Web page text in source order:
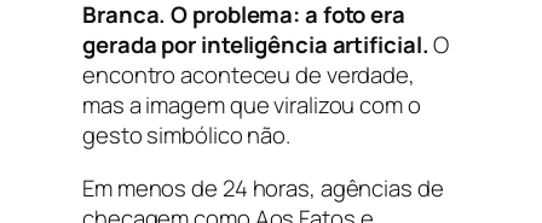
Branca. O problema: a foto era
gerada por inteligência artificial.O
encontro aconteceu de verdade,
mas a imagem que viralizou com o
gesto simbólico não.
Em menos de 24 horas, agências de